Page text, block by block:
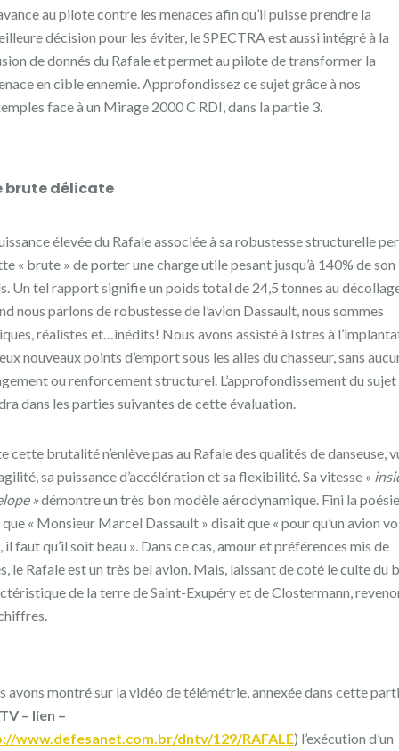
au pilote contre les menaces afin qu’il puisse prendre la
décision pour les éviter, le SPECTRA est aussi intégré à la
de donnés du Rafale et permet au pilote de transformer la
en cible ennemie. Approfondissez ce sujet grâce à nos
face à un Mirage 2000 C RDI, dans la partie 3.
brute délicate
élevée du Rafale associée à sa robustesse structurelle
« brute » de porter une charge utile pesant jusqu’à 140% de son
Un tel rapport signifie un poids total de 24,5 tonnes au
nous parlons de robustesse de l’avion Dassault, nous sommes
réalistes et…inédits! Nous avons assisté à Istres à
nouveaux points d’emport sous les ailes du chasseur, sans
ou renforcement structurel. L’approfondissement du sujet
dans les parties suivantes de cette évaluation.
cette brutalité n’enlève pas au Rafale des qualités de danseuse,
sa puissance d’accélération et sa flexibilité. Sa vitesse «
»démontre un très bon modèle aérodynamique. Fini la
« Monsieur Marcel Dassault » disait que « pour qu’un avion
il faut qu’il soit beau ». Dans ce cas, amour et préférences mis de
le Rafale est un très bel avion. Mais, laissant de coté le culte du
de la terre de Saint-Exupéry et de Clostermann,
avons montré sur la vidéo de télémétrie, annexée dans cette
– lien –
www.defesanet.com.br/dntv/129/RAFALE) l’exécution d’un